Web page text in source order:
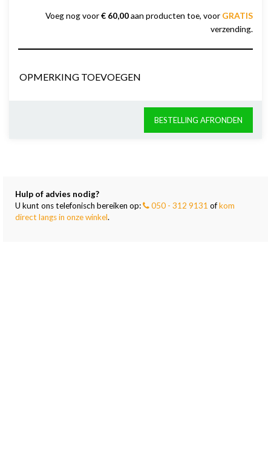
Voeg nog voor€ 60,00aan producten toe, voor GRATIS
verzending.
OPMERKING TOEVOEGEN
BESTELLING AFRONDEN
Hulp of advies nodig?
U kunt ons telefonisch bereiken op:
050 - 312 9131 ofkom
direct langs in onze winkel.